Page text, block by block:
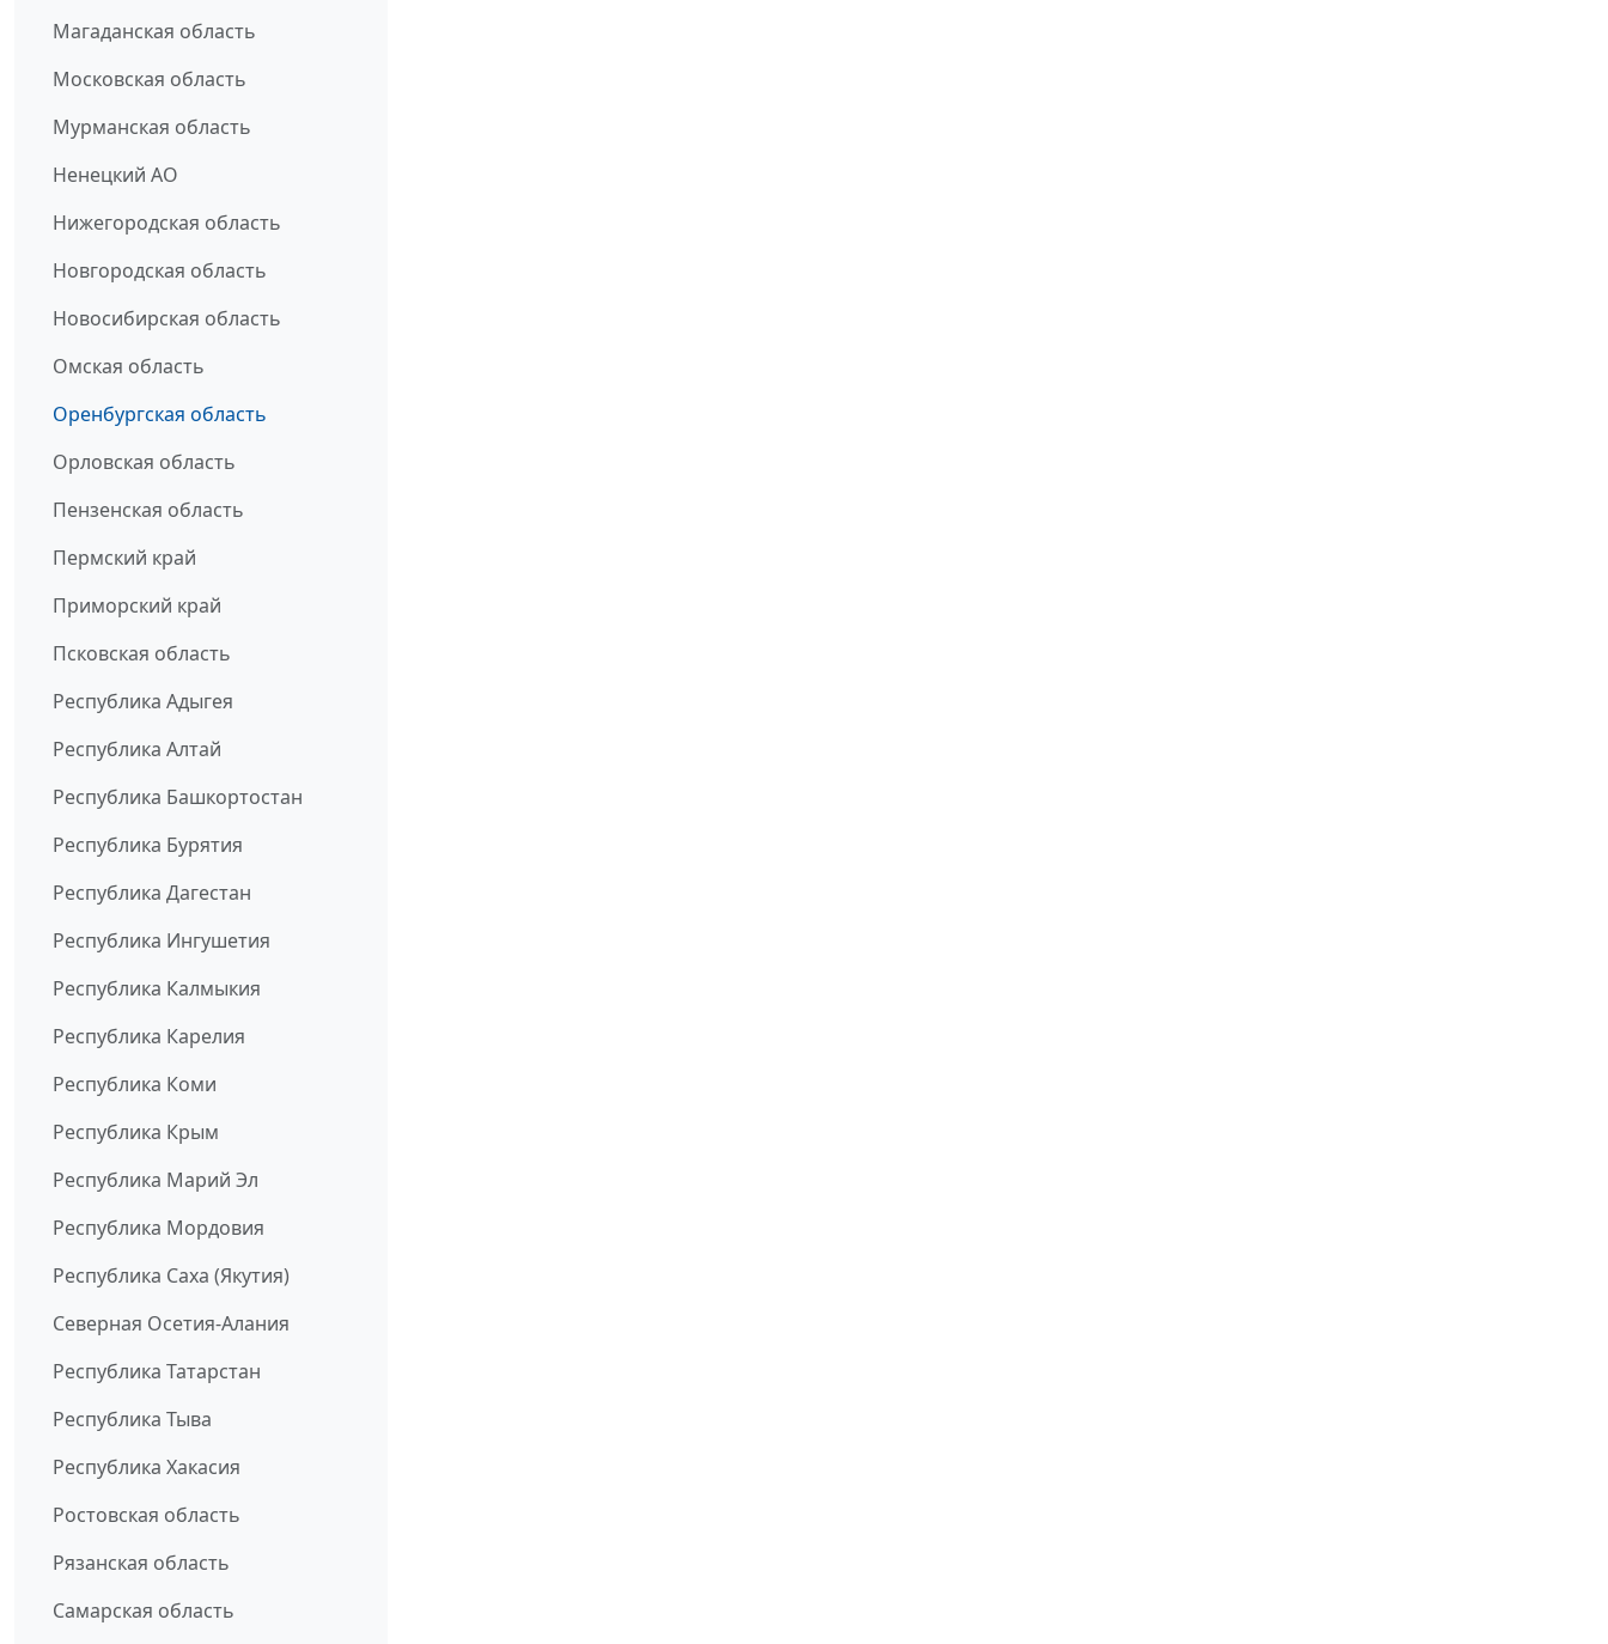
Магаданская область
Московская область
Мурманская область
Ненецкий АО
Нижегородская область
Новгородская область
Новосибирская область
Омская область
Оренбургская область
Орловская область
Пензенская область
Пермский край
Приморский край
Псковская область
Республика Адыгея
Республика Алтай
Республика Башкортостан
Республика Бурятия
Республика Дагестан
Республика Ингушетия
Республика Калмыкия
Республика Карелия
Республика Коми
Республика Крым
Республика Марий Эл
Республика Мордовия
Республика Саха (Якутия)
Северная Осетия-Алания
Республика Татарстан
Республика Тыва
Республика Хакасия
Ростовская область
Рязанская область
Самарская область